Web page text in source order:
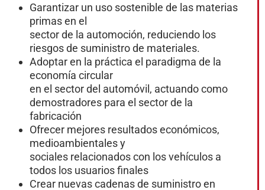
Garantizar un uso sostenible de las materias
primas en el
sector de la automoción, reduciendo los
riesgos de suministro de materiales.
Adoptar en la práctica el paradigma de la
economía circular
en el sector del automóvil, actuando como
demostradores para el sector de la
fabricación
Ofrecer mejores resultados económicos,
medioambientales y
sociales relacionados con los vehículos a
todos los usuarios finales
Crear nuevas cadenas de suministro en